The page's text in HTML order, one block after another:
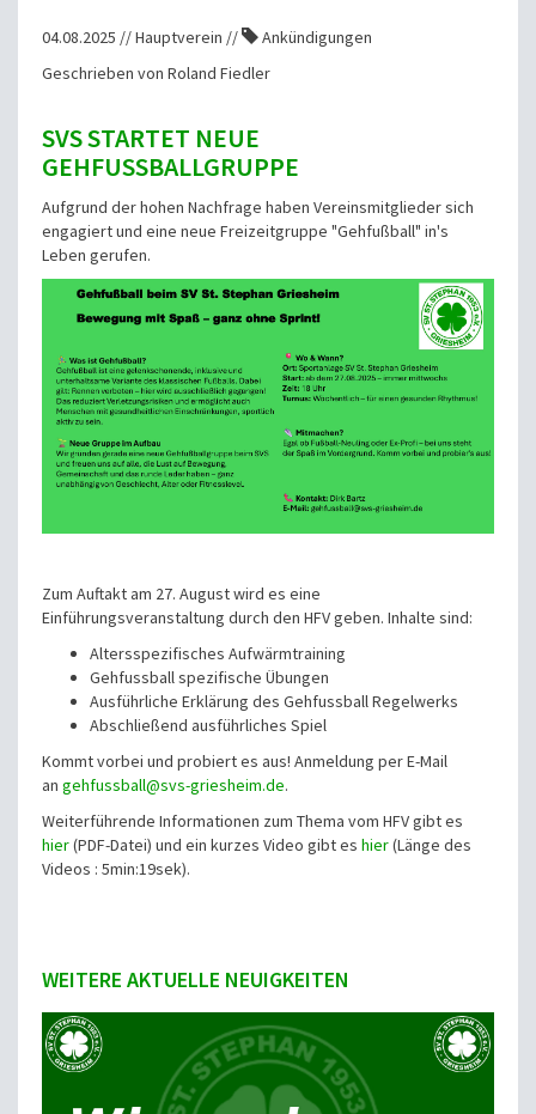
04.08.2025 // Hauptverein //
Ankündigungen
Geschrieben von Roland Fiedler
SVS STARTET NEUE
GEHFUSSBALLGRUPPE
Aufgrund der hohen Nachfrage haben Vereinsmitglieder sich
engagiert und eine neue Freizeitgruppe "Gehfußball" in's
Leben gerufen.
Zum Auftakt am 27. August wird es eine
Einführungsveranstaltung durch den HFV geben. Inhalte sind:
Altersspezifisches Aufwärmtraining
Gehfussball spezifische Übungen
Ausführliche Erklärung des Gehfussball Regelwerks
Abschließend ausführliches Spiel
Kommt vorbei und probiert es aus! Anmeldung per E-Mail
an gehfussball@svs-griesheim.de.
Weiterführende Informationen zum Thema vom HFV gibt es
hier(PDF-Datei) und ein kurzes Video gibt es hier(Länge des
Videos : 5min:19sek).
WEITERE AKTUELLE NEUIGKEITEN